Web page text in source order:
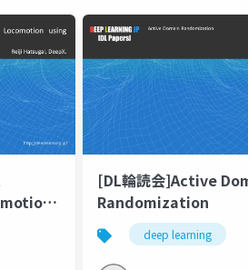
[DL輪読会]Active
Randomization
deep learning